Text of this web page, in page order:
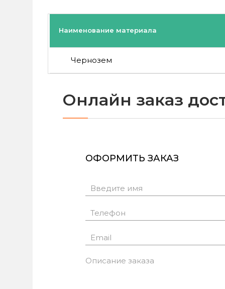
Наименование материала
Чернозем
Онлайн заказ
ОФОРМИТЬ ЗАКАЗ